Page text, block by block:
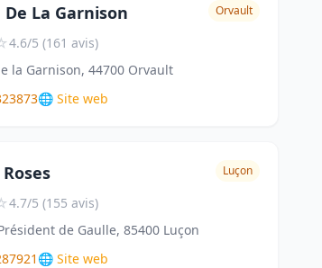
La Garnison Orvault
4.6/5 (161 avis)
la Garnison, 44700 Orvault
🌐 Site web
Luçon
4.7/5 (155 avis)
de Gaulle, 85400 Luçon
🌐 Site web